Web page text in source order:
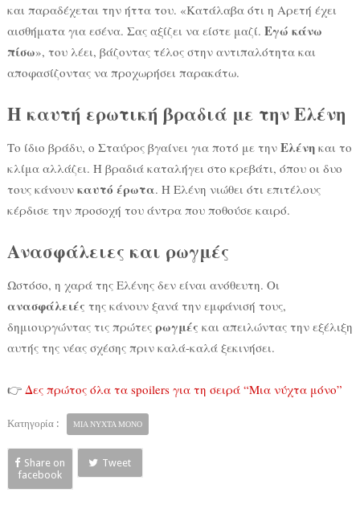
και παραδέχεται την ήττα του. «Κατάλαβα ότι η Αρετή έχει
αισθήματα για εσένα. Σας αξίζει να είστε μαζί. Εγώ κάνω
πίσω», του λέει, βάζοντας τέλος στην αντιπαλότητα και
αποφασίζοντας να προχωρήσει παρακάτω.
Η καυτή ερωτική βραδιά με την Ελένη
Το ίδιο βράδυ, ο Σταύρος βγαίνει για ποτό με την Ελένηκαι το
κλίμα αλλάζει. Η βραδιά καταλήγει στο κρεβάτι, όπου οι δυο
τους κάνουν καυτό έρωτα. Η Ελένη νιώθει ότι επιτέλους
κέρδισε την προσοχή του άντρα που ποθούσε καιρό.
Ανασφάλειες και ρωγμές
Ωστόσο, η χαρά της Ελένης δεν είναι ανόθευτη. Οι
ανασφάλειές της κάνουν ξανά την εμφάνισή τους,
δημιουργώντας τις πρώτες ρωγμές και απειλώντας την εξέλιξη
αυτής της νέας σχέσης πριν καλά-καλά ξεκινήσει.
👉 Δες πρώτος όλα τα spoilers για τη σειρά “Μια νύχτα μόνο”
Κατηγορία : ΜΙΑ ΝΥΧΤΑ ΜΟΝΟ
Share on
facebook
Tweet